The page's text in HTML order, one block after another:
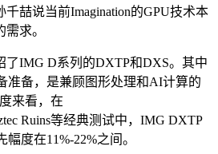
喆说当前Imagination的GPU技术本
求。
了IMG D系列的DXTP和DXS。其中
准备，是兼顾图形处理和AI计算的
来看，在
Ruins等经典测试中，IMG DXTP
度在11%-22%之间。